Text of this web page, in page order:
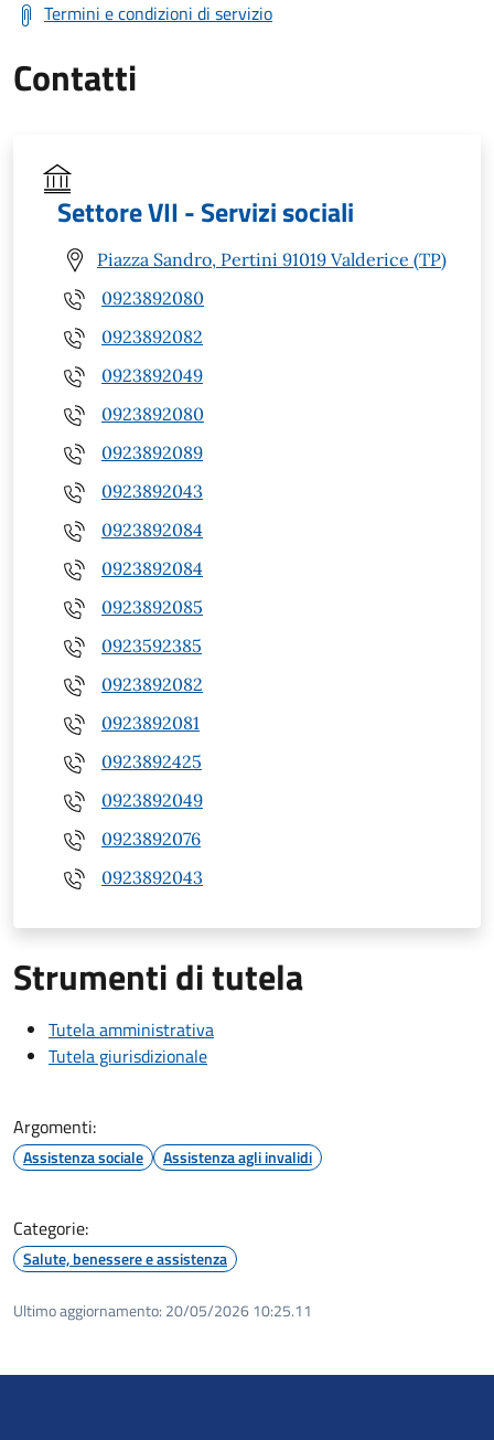
Termini e condizioni di servizio
Contatti
Settore VII - Servizi sociali
Piazza Sandro, Pertini 91019 Valderice (TP)
0923892080
0923892082
0923892049
0923892080
0923892089
0923892043
0923892084
0923892084
0923892085
0923592385
0923892082
0923892081
0923892425
0923892049
0923892076
0923892043
Strumenti di tutela
Tutela amministrativa
Tutela giurisdizionale
Argomenti:
Assistenza sociale Assistenza agli invalidi
Categorie:
Salute, benessere e assistenza
Ultimo aggiornamento: 20/05/2026 10:25.11